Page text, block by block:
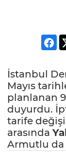
İstanbul
Mayıs
planlanan
duyurdu.
tarife
arasında
Armutlu da